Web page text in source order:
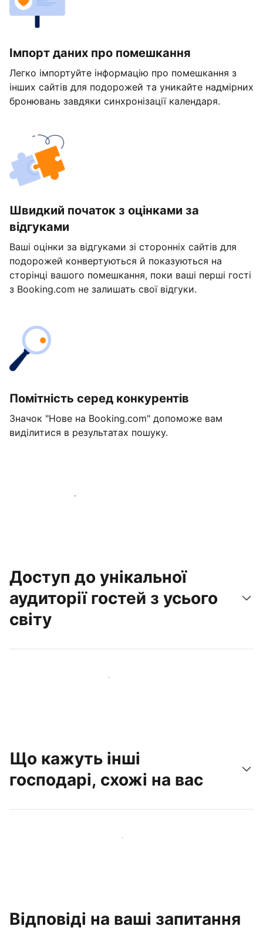
Імпорт даних про помешкання
Легко імпортуйте інформацію про помешкання з
інших сайтів для подорожей та уникайте надмірних
бронювань завдяки синхронізації календаря.
Швидкий початок з оцінками за
відгуками
Ваші оцінки за відгуками зі сторонніх сайтів для
подорожей конвертуються й показуються на
сторінці вашого помешкання, поки ваші перші гості
з Booking.com не залишать свої відгуки.
Помітність серед конкурентів
Значок "Нове на Booking.com" допоможе вам
виділитися в результатах пошуку.
Розпочати вже сьогодні
Доступ до унікальної
аудиторії гостей з усього
світу
Привабити нових гостей вже сьогодні
Що кажуть інші
господарі, схожі на вас
Приєднуйтеся до господарів, схожих на вас
Відповіді на ваші запитання